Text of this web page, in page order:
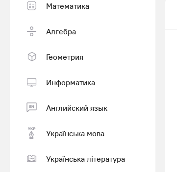
Математика
Алгебра
Геометрия
Информатика
Английский язык
Українська мова
Українська література